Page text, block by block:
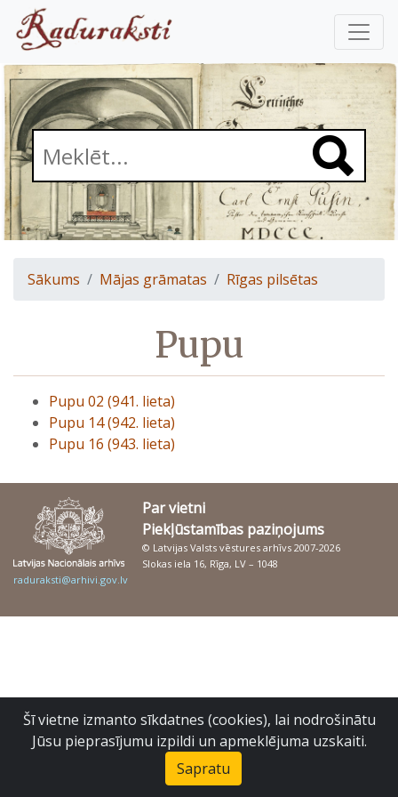
Sākums Mājas grāmatas Rīgas pilsētas
Pupu
Pupu 02 (941. lieta)
Pupu 14 (942. lieta)
Pupu 16 (943. lieta)
Par vietni
Piekļūstamības paziņojums
© Latvijas Valsts vēstures arhīvs 2007-2026
Slokas iela 16, Rīga, LV – 1048
raduraksti@arhivi.gov.lv
Šī vietne izmanto sīkdatnes (cookies), lai nodrošinātu
Jūsu pieprasījumu izpildi un apmeklējuma uzskaiti.
Sapratu